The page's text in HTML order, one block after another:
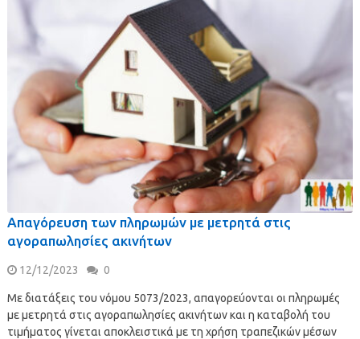
Απαγόρευση των πληρωμών με μετρητά στις
αγοραπωλησίες ακινήτων
12/12/2023 0
Με διατάξεις του νόμου 5073/2023, απαγορεύονται οι πληρωμές
με μετρητά στις αγοραπωλησίες ακινήτων και η καταβολή του
τιμήματος γίνεται αποκλειστικά με τη χρήση τραπεζικών μέσων